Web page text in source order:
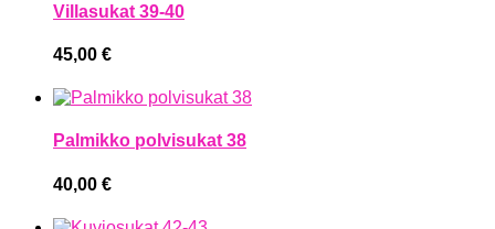
Villasukat 39-40
45,00 €
Palmikko polvisukat 38
40,00 €